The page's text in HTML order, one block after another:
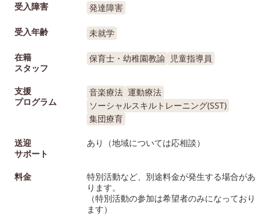
受入障害
発達障害
受入年齢 未就学
在籍
スタッフ
保育士・幼稚園教諭 児童指導員
支援
プログラム
音楽療法 運動療法
ソーシャルスキルトレーニング(SST)
集団療育
送迎
サポート
あり（地域については応相談）
料金
特別活動など、別途料金が発生する場合があ
ります。
（特別活動の参加は希望者のみになっており
ます）